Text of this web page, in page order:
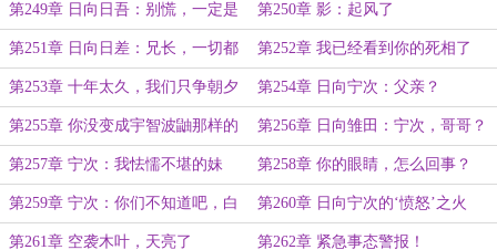
活 啊！
第249章 日向日吾：别慌，一定是
团藏对分家动手了
第250章 影：起风了
第251章 日向日差：兄长，一切都
该结束了
第252章 我已经看到你的死相了
第253章 十年太久，我们只争朝夕 第254章 日向宁次：父亲？
第255章 你没变成宇智波鼬那样的
刽子手
第256章 日向雏田：宁次，哥哥？
第257章 宁次：我怯懦不堪的妹
妹，憎恨我吧
第258章 你的眼睛，怎么回事？
第259章 宁次：你们不知道吧，白
眼也能通过情绪刺激得到进化
第260章 日向宁次的‘愤怒’之火
第261章 空袭木叶，天亮了 第262章 紧急事态警报！